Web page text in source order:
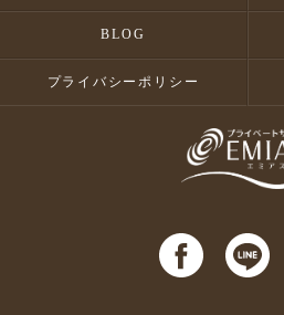
BLOG
プライバシーポリシー